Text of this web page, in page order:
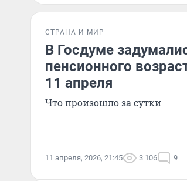
СТРАНА И МИР
В Госдуме
пенсионного
11 апреля
Что произошло за сутки
11 апреля, 2026, 21:45 3 106 9